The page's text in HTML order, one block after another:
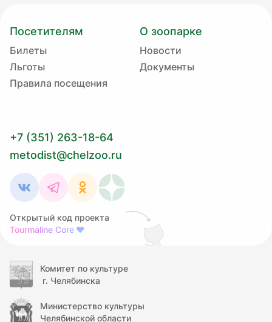
Посетителям
Билеты
Льготы
Правила посещения
О зоопарке
Новости
Документы
+7 (351) 263-18-64
metodist@chelzoo.ru
Открытый код проекта
Tourmaline Core ❤
Комитет по культуре
г. Челябинска
Министерство культуры
Челябинской области